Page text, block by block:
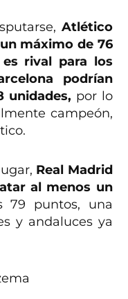
Atlético
máximo de 76
rival para los
podrían
unidades, por lo
campeón,
Real Madrid
al menos un
79 puntos, una
y andaluces ya